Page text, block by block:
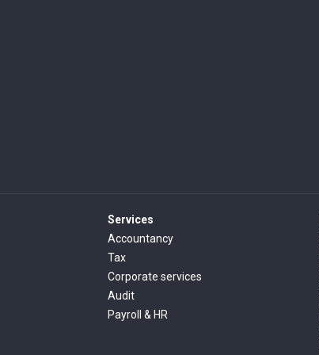
Services
Accountancy
Tax
Corporate services
Audit
Payroll & HR